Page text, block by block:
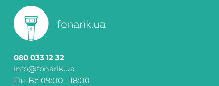
080 033 12 32
info@fonarik.ua
Пн-Вс 09:00 - 18:00